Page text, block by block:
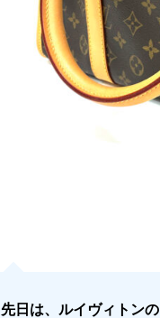
先日は、ルイヴィトンの